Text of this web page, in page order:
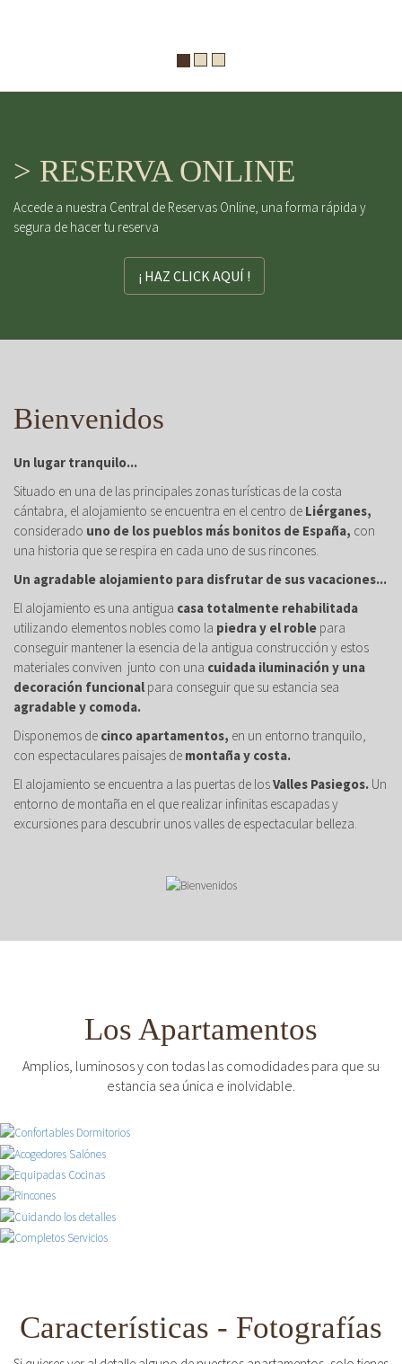
> RESERVA ONLINE
Accede a nuestra Central de Reservas Online, una forma rápida y
segura de hacer tu reserva
¡ HAZ CLICK AQUÍ !
Bienvenidos
Un lugar tranquilo...
Situado en una de las principales zonas turísticas de la costa
cántabra, el alojamiento se encuentra en el centro de Liérganes,
considerado uno de los pueblos más bonitos de España, con
una historia que se respira en cada uno de sus rincones.
Un agradable alojamiento para disfrutar de sus vacaciones...
El alojamiento es una antigua casa totalmente rehabilitada
utilizando elementos nobles como la piedra y el roble para
conseguir mantener la esencia de la antigua construcción y estos
materiales conviven junto con una cuidada iluminación y una
decoración funcional para conseguir que su estancia sea
agradable y comoda.
Disponemos de cinco apartamentos, en un entorno tranquilo,
con espectaculares paisajes de montaña y costa.
El alojamiento se encuentra a las puertas de losValles Pasiegos. Un
entorno de montaña en el que realizar infinitas escapadas y
excursiones para descubrir unos valles de espectacular belleza.
Los Apartamentos
Amplios, luminosos y con todas las comodidades para que su
estancia sea única e inolvidable.
Características - Fotografías